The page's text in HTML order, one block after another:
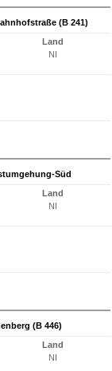
(B 241)
Land
NI
Süd
Land
NI
(B 446)
Land
NI